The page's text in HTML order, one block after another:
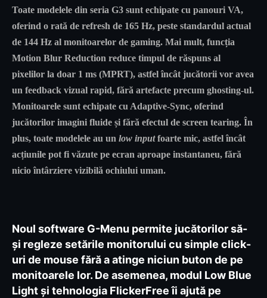
Toate modelele din seria G3 sunt echipate cu panouri VA,
oferind o rată de refresh de 165 Hz, peste standardul actual
de 144 Hz al monitoarelor de gaming. Mai mult, funcția
Motion Blur Reduction reduce timpul de răspuns al
pixelilor la doar 1 ms (MPRT), astfel încât jucătorii vor avea
un feedback vizual rapid, fără artefacte precum ghosting-ul.
Monitoarele sunt echipate cu Adaptive-Sync, oferind
jucătorilor imagini fluide și fără efectul de screen tearing. În
plus, toate modelele au un low inputfoarte mic, astfel încât
acțiunile pot fi văzute pe ecran aproape instantaneu, fără
nicio întârziere vizibilă ochiului uman.
Noul software G-Menu permite jucătorilor să-
și regleze setările monitorului cu simple click-
uri de mouse fără a atinge niciun buton de pe
monitoarele lor. De asemenea, modul Low Blue
Light și tehnologia FlickerFree îi ajută pe